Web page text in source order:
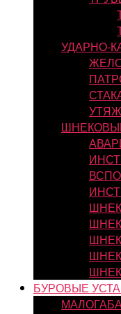
УДАРНО-
БУРОВЫЕ